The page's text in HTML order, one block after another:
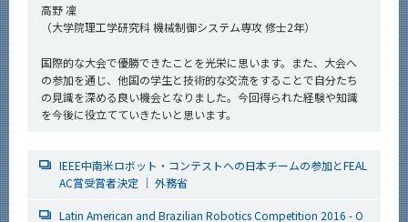
高野 凜
（大学院理工学研究科 機械制御システム専攻 修士2年）
国際的な大会で優勝できたことを光栄に思います。また、大会へ
の参加を通じ、他国の学生と技術的な交流をすることで自分たち
の見識を深める良い機会となりました。今回得られた経験や知識
を今後に役立てていきたいと思います。
IEEE中南米ロボット・コンテストへの日本チームの参加とFEAL
AC賞受賞者決定 ｜ 外務省
Latin American and Brazilian Robotics Competition 2016 - O